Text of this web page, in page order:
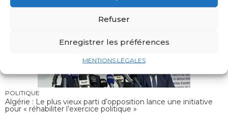
Refuser
Enregistrer les préférences
MENTIONS LÉGALES
POLITIQUE
Algérie : Le plus vieux parti d’opposition lance une initiative
pour « réhabiliter l’exercice politique »